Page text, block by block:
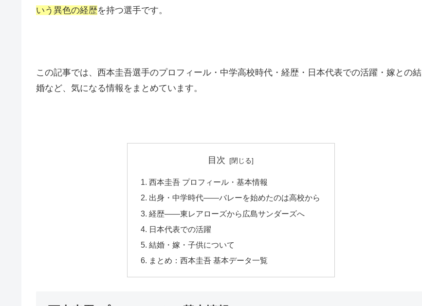
いう異色の経歴を持つ選手です。
この記事では、西本圭吾選手のプロフィール・中学高校時代・経歴・日本代表での活躍・嫁との結
婚など、気になる情報をまとめています。
目次
西本圭吾 プロフィール・基本情報
出身・中学時代——バレーを始めたのは高校から
経歴——東レアローズから広島サンダーズへ
日本代表での活躍
結婚・嫁・子供について
まとめ：西本圭吾 基本データ一覧